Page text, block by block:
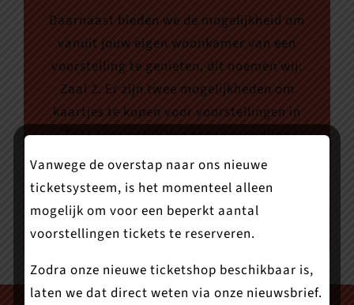
Daarnaast bieden we de mogelijkheid om
vanuit jouw eigen woonkamer van een
voorstelling te genieten, dit noemen wij:
Zaal 2. Er zijn twee mogelijkheden om
kaartjes te kopen voor voorstellingen in
Zaal 2, namelijk live een voorstelling
volgen via onze livestream en een
registratie bekijken op een moment dat
jóu uitkomt.
Vanwege de overstap naar ons nieuwe
ticketsysteem, is het momenteel alleen
mogelijk om voor een beperkt aantal
voorstellingen tickets te reserveren.
Zodra onze nieuwe ticketshop beschikbaar is,
laten we dat direct weten via onze nieuwsbrief.